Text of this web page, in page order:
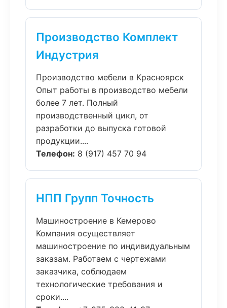
Производство Комплект
Индустрия
Производство мебели в Красноярск
Опыт работы в производство мебели
более 7 лет. Полный
производственный цикл, от
разработки до выпуска готовой
продукции....
Телефон: 8 (917) 457 70 94
НПП Групп Точность
Машиностроение в Кемерово
Компания осуществляет
машиностроение по индивидуальным
заказам. Работаем с чертежами
заказчика, соблюдаем
технологические требования и
сроки....